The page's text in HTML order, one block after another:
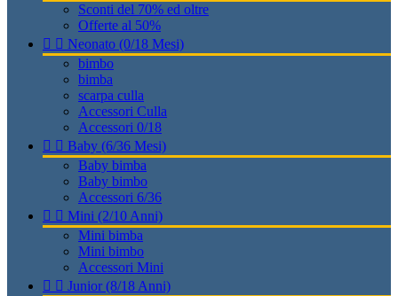
Sconti del 70% ed oltre
Offerte al 50%
  Neonato (0/18 Mesi)
bimbo
bimba
scarpa culla
Accessori Culla
Accessori 0/18
  Baby (6/36 Mesi)
Baby bimba
Baby bimbo
Accessori 6/36
  Mini (2/10 Anni)
Mini bimba
Mini bimbo
Accessori Mini
  Junior (8/18 Anni)